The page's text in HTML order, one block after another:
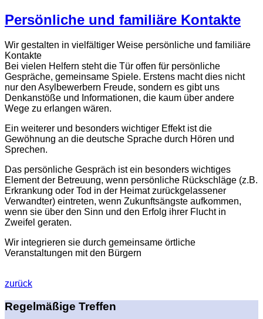
Persönliche und familiäre Kontakte
Wir gestalten in vielfältiger Weise persönliche und familiäre
Kontakte
Bei vielen Helfern steht die Tür offen für persönliche
Gespräche, gemeinsame Spiele. Erstens macht dies nicht
nur den Asylbewerbern Freude, sondern es gibt uns
Denkanstöße und Informationen, die kaum über andere
Wege zu erlangen wären.
Ein weiterer und besonders wichtiger Effekt ist die
Gewöhnung an die deutsche Sprache durch Hören und
Sprechen.
Das persönliche Gespräch ist ein besonders wichtiges
Element der Betreuung, wenn persönliche Rückschläge (z.B.
Erkrankung oder Tod in der Heimat zurückgelassener
Verwandter) eintreten, wenn Zukunftsängste aufkommen,
wenn sie über den Sinn und den Erfolg ihrer Flucht in
Zweifel geraten.
Wir integrieren sie durch gemeinsame örtliche
Veranstaltungen mit den Bürgern
zurück
Regelmäßige Treffen